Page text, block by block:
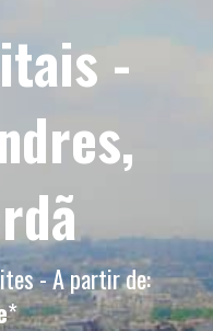
-
- A partir de:
*